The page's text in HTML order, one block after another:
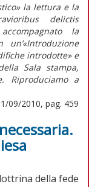
la lettura e la
delictis
la
introdotte» e
Sala stampa,
Riproduciamo a
09/2010, pag. 459
della fede